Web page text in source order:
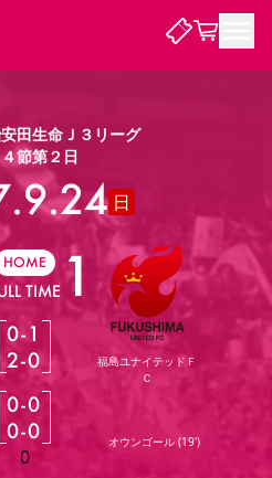
メディア情報 アクセス
レディース
歴代所属選手
価格・席種
購入方法
ト 福祉サービス 団体チケット
リセールサービス
ービス
ポーター観戦ガイド
求人情報
大阪VISAカード
サポートスタッフ
Program 招待券引換方法 先行入場
婚姻届・出生届・命名書
田生命Ｊ３リーグ
節第２日
日
HOME
TIME1
0-1
2-0
0-0
0-0
0
福島ユナイテッドＦ
Ｃ
オウンゴール (19')